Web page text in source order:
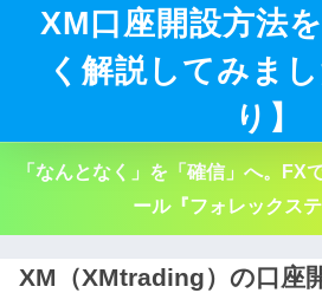
XM口座開設方法
く解説してみま
り】
「なんとなく」を「確信」へ。FX
ール『フォレックステ
XM（XMtrading）の口座